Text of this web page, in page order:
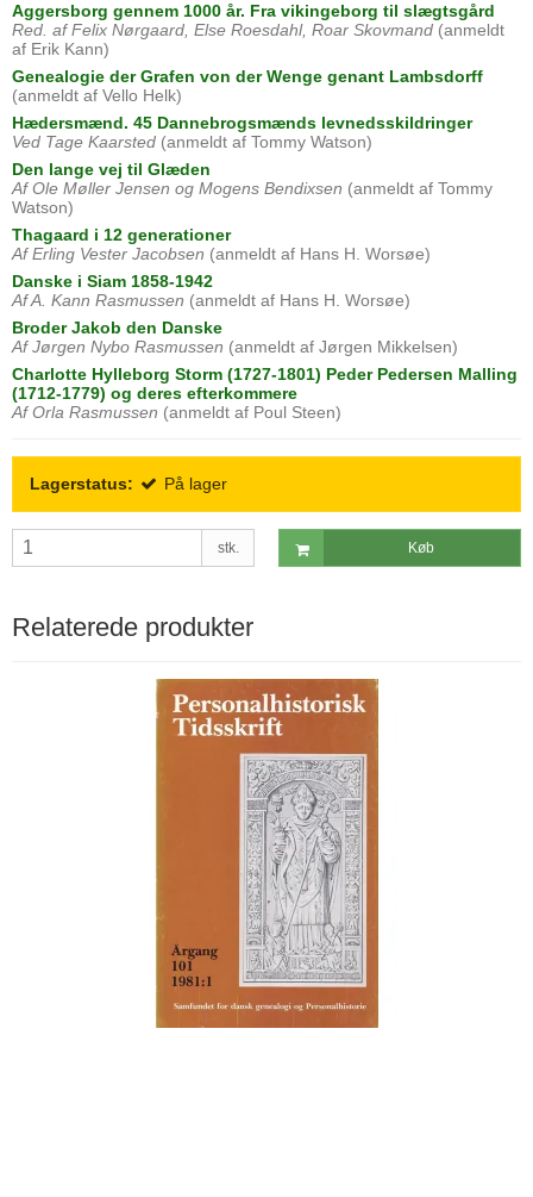
Aggersborg gennem 1000 år. Fra vikingeborg til slægtsgård
Red. af Felix Nørgaard, Else Roesdahl, Roar Skovmand (anmeldt
af Erik Kann)
Genealogie der Grafen von der Wenge genant Lambsdorff
(anmeldt af Vello Helk)
Hædersmænd. 45 Dannebrogsmænds levnedsskildringer
Ved Tage Kaarsted (anmeldt af Tommy Watson)
Den lange vej til Glæden
Af Ole Møller Jensen og Mogens Bendixsen (anmeldt af Tommy
Watson)
Thagaard i 12 generationer
Af Erling Vester Jacobsen (anmeldt af Hans H. Worsøe)
Danske i Siam 1858-1942
Af A. Kann Rasmussen (anmeldt af Hans H. Worsøe)
Broder Jakob den Danske
Af Jørgen Nybo Rasmussen (anmeldt af Jørgen Mikkelsen)
Charlotte Hylleborg Storm (1727-1801) Peder Pedersen Malling
(1712-1779) og deres efterkommere
Af Orla Rasmussen (anmeldt af Poul Steen)
Lagerstatus: På lager
stk. Køb
Relaterede produkter